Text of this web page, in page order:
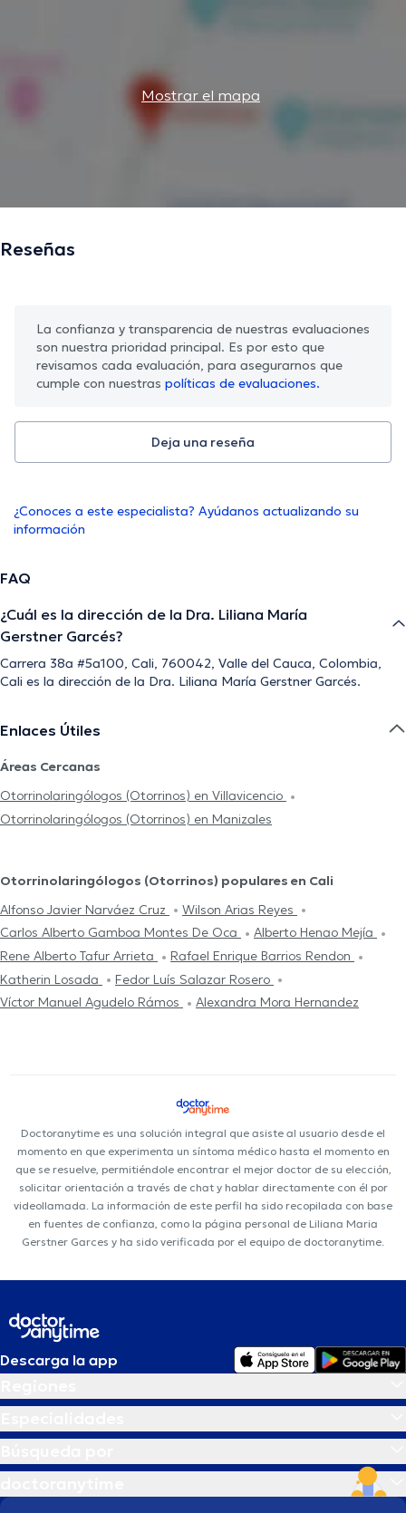
Mostrar el mapa
Reseñas
La confianza y transparencia de nuestras evaluaciones
son nuestra prioridad principal. Es por esto que
revisamos cada evaluación, para asegurarnos que
cumple con nuestras políticas de evaluaciones.
Deja una reseña
¿Conoces a este especialista? Ayúdanos actualizando su
información
FAQ
¿Cuál es la dirección de la Dra. Liliana María
Gerstner Garcés?
Carrera 38a #5a100, Cali, 760042, Valle del Cauca, Colombia,
Cali es la dirección de la Dra. Liliana María Gerstner Garcés.
Enlaces Útiles
Áreas Cercanas
Otorrinolaringólogos (Otorrinos) en Villavicencio
Otorrinolaringólogos (Otorrinos) en Manizales
Otorrinolaringólogos (Otorrinos) populares en Cali
Alfonso Javier Narváez Cruz
Wilson Arias Reyes
Carlos Alberto Gamboa Montes De Oca
Alberto Henao Mejía
Rene Alberto Tafur Arrieta
Rafael Enrique Barrios Rendon
Katherin Losada
Fedor Luís Salazar Rosero
Víctor Manuel Agudelo Rámos
Alexandra Mora Hernandez
Doctoranytime es una solución integral que asiste al usuario desde el
momento en que experimenta un síntoma médico hasta el momento en
que se resuelve, permitiéndole encontrar el mejor doctor de su elección,
solicitar orientación a través de chat y hablar directamente con él por
videollamada. La información de este perfil ha sido recopilada con base
en fuentes de confianza, como la página personal de Liliana Maria
Gerstner Garces y ha sido verificada por el equipo de doctoranytime.
Descarga la app